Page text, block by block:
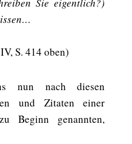
S. 414 oben)
nun nach diesen
und Zitaten einer
Beginn genannten,